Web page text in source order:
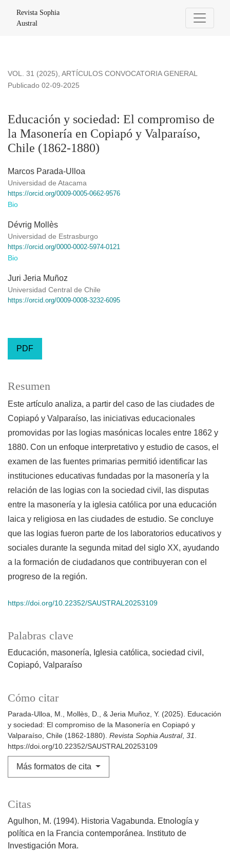
Revista Sophia
Austral
VOL. 31 (2025), ARTÍCULOS CONVOCATORIA GENERAL
Educación y sociedad: El compromiso de
la Masonería en Copiapó y Valparaíso,
Chile (1862-1880)
Publicado 02-09-2025
Marcos Parada-Ulloa
Universidad de Atacama
https://orcid.org/0009-0005-0662-9576
Bio
Dévrig Mollès
Universidad de Estrasburgo
https://orcid.org/0000-0002-5974-0121
Bio
Juri Jeria Muñoz
Universidad Central de Chile
https://orcid.org/0009-0008-3232-6095
PDF
Palabras clave
Educación, masonería, Iglesia católica, sociedad civil,
Copiapó, Valparaíso
Cómo citar
Parada-Ulloa, M., Mollès, D., & Jeria Muñoz, Y. (2025). Educación
y sociedad: El compromiso de la Masonería en Copiapó y
Valparaíso, Chile (1862-1880). Revista Sophia Austral, 31.
https://doi.org/10.22352/SAUSTRAL20253109
Más formatos de cita
Resumen
Este artículo analiza, a partir del caso de las ciudades de
Copiapó y Valparaíso, las iniciativas educacionales
promovidas por las logias masónicas locales entre 1862 y
1880. Con un enfoque interpretativo y estudio de casos, el
examen de las fuentes primarias permitió identificar las
instituciones educativas fundadas por la masonería y la
relación de las logias con la sociedad civil, las disputas
entre la masonería y la iglesia católica por una educación
laica y religiosa en las ciudades de estudio. Se concluye
que las logias fueron parte de los laboratorios educativos y
sociales durante la segunda mitad del siglo XX, ayudando
a la formación de ciudadanos que contribuyeran con el
progreso de la región.
https://doi.org/10.22352/SAUSTRAL20253109
Citas
Agulhon, M. (1994). Historia Vagabunda. Etnología y
política en la Francia contemporánea. Instituto de
Investigación Mora.